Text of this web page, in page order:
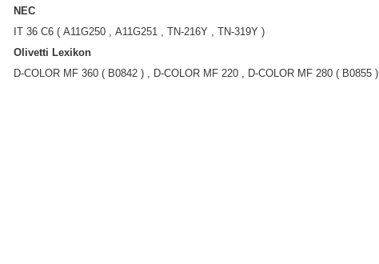
NEC
IT 36 C6 ( A11G250 , A11G251 , TN-216Y , TN-319Y )
Olivetti Lexikon
D-COLOR MF 360 ( B0842 ) , D-COLOR MF 220 , D-COLOR MF 280 ( B0855 )